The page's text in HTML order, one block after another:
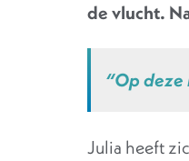
de vlucht.
“Op deze
Julia heeft